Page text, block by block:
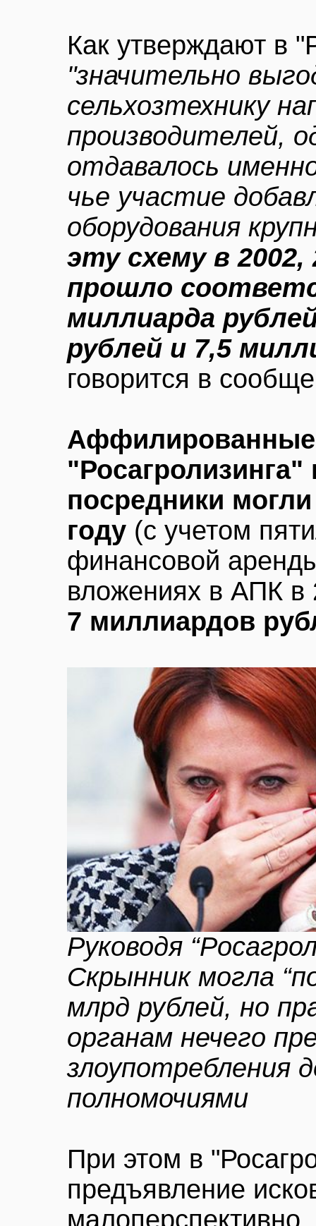
Как утверждают в
"значительно
сельхозтехнику
производителей,
отдавалось
чье участие
оборудования
эту схему в 2002,
прошло
миллиарда
рублей и 7,5
говорится в
Аффилированные
"Росагролизинга"
посредники могли
году (с учетом
финансовой
вложениях в АПК в
7 миллиардов
Руководя
Скрынник могла
млрд рублей, но
органам нечего
злоупотребления
полномочиями
При этом в
предъявление